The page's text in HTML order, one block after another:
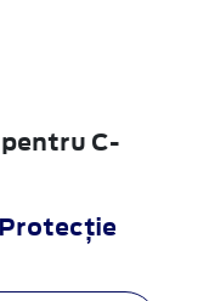
C-
Protecţie